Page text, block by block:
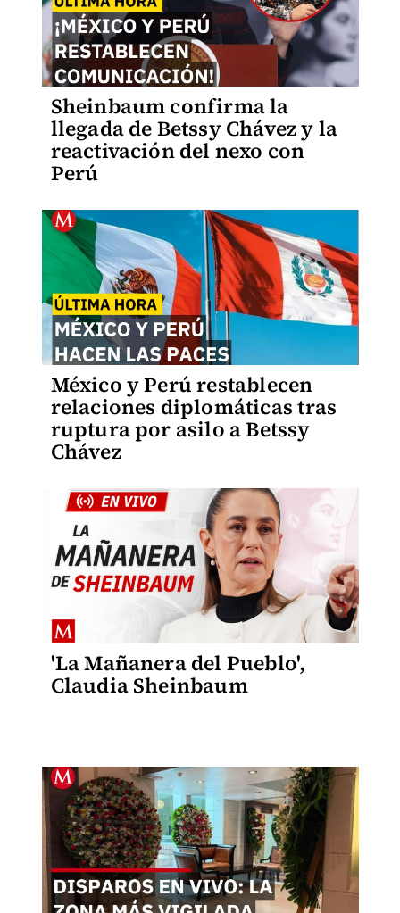
Sheinbaum confirma la
llegada de Betssy Chávez y la
reactivación del nexo con
Perú
México y Perú restablecen
relaciones diplomáticas tras
ruptura por asilo a Betssy
Chávez
'La Mañanera del Pueblo',
Claudia Sheinbaum